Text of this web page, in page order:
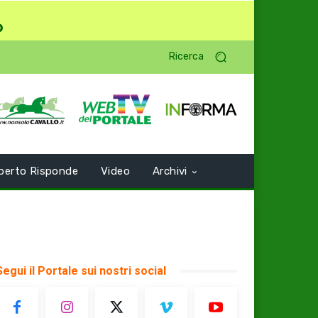
Ricerca
Risponde Video Archivi
il Portale sui nostri social